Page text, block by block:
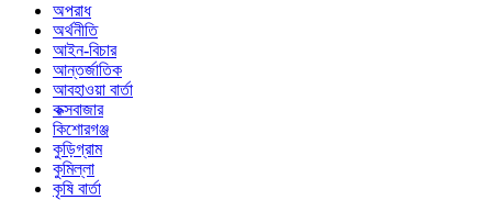
অপরাধ
অর্থনীতি
আইন-বিচার
আন্তর্জাতিক
আবহাওয়া বার্তা
কক্সবাজার
কিশোরগঞ্জ
কুড়িগ্রাম
কুমিল্লা
কৃষি বার্তা